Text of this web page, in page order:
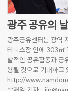
광주 공유의
광주공유센터는 광역
테니스장 안에 303㎡
발적인 공유활동과 공
용될 것으로 기대하
http://